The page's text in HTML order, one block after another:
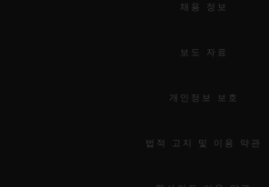
채용 정보
보도 자료
개인정보 보호
법적 고지 및 이용 약관